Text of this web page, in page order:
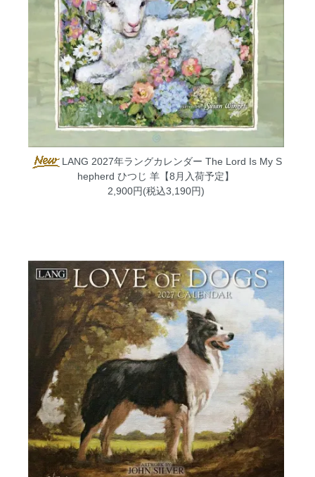
LANG 2027年ラングカレンダー The Lord Is My S
hepherd ひつじ 羊【8月入荷予定】
2,900円(税込3,190円)